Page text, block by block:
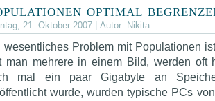
optimal
21. Oktober 2007 | Autor: Nikita
wesentliches Problem mit Populationen
man mehrere in einem Bild, werden oft
mal ein paar Gigabyte an
wurde, wurden typische PCs